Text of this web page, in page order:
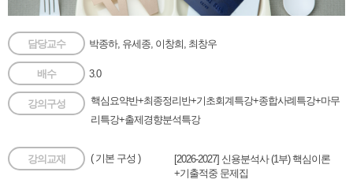
담당교수 박종하, 유세종, 이창희, 최창우
배수 3.0
강의구성
핵심요약반+최종정리반+기초회계특강+종합사례특강+마무
리특강+출제경향분석특강
강의교재 ( 기본 구성 )
[2026-2027] 신용분석사 (1부) 핵심이론
+기출적중 문제집